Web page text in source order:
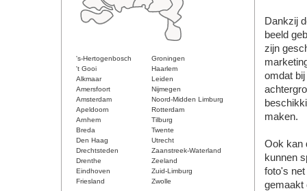
's-Hertogenbosch
Groningen
't Gooi
Haarlem
Alkmaar
Leiden
Amersfoort
Nijmegen
Amsterdam
Noord-Midden Limburg
Apeldoorn
Rotterdam
Arnhem
Tilburg
Breda
Twente
Den Haag
Utrecht
Drechtsteden
Zaanstreek-Waterland
Drenthe
Zeeland
Eindhoven
Zuid-Limburg
Friesland
Zwolle
Dankzij
beeld
zijn
omdat
maken.
Ook kan
kunnen
foto's
gemaakt